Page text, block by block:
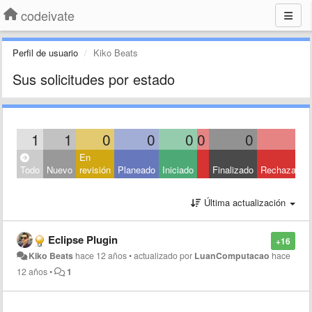
codeivate
Perfil de usuario Kiko Beats
Sus solicitudes por estado
1 1 0 0 0 0 0
Todo Nuevo
En
revisión Planeado Iniciado Finalizado Rechazado
Última actualización
+16
Eclipse Plugin
Kiko Beats hace 12 años•actualizado por LuanComputacao hace
12 años• 1